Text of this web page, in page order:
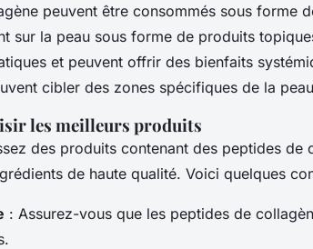
peuvent être consommés sous forme
sur la peau sous forme de produits
et peuvent offrir des bienfaits
cibler des zones spécifiques de la
les meilleurs produits
des produits contenant des peptides de
de haute qualité. Voici quelques
: Assurez-vous que les peptides de